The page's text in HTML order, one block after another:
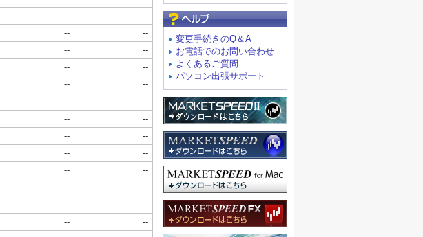
変更手続きのQ＆A
お電話でのお問い合わせ
よくあるご質問
パソコン出張サポート